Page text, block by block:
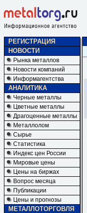
РЕГИСТРАЦИЯ
НОВОСТИ
Рынка металлов
Новости компаний
Информагентства
АНАЛИТИКА
Черные металлы
Цветные металлы
Драгоценные металлы
Металлолом
Сырье
Статистика
Индекс цен России
Мировые цены
Цены на биржах
Вопрос месяца
Публикации
Цены и прогнозы
МЕТАЛЛОТОРГОВЛЯ